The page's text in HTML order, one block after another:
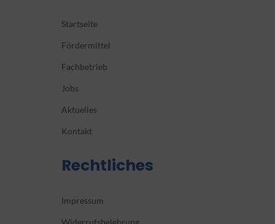
Startseite
Fördermittel
Fachbetrieb
Jobs
Aktuelles
Kontakt
Rechtliches
Impressum
Widerrufsbelehrung